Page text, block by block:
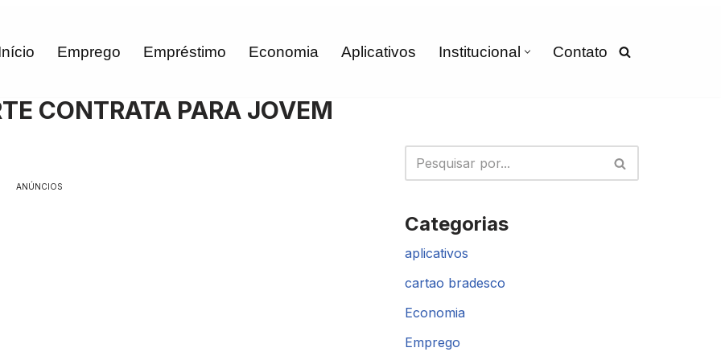
Emprego Empréstimo Economia Aplicativos Institucional Contato
CONTRATA PARA JOVEM
ANÚNCIOS
Categorias
aplicativos
cartao bradesco
Economia
Emprego